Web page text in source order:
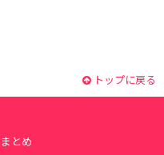
トップに戻る
まとめ